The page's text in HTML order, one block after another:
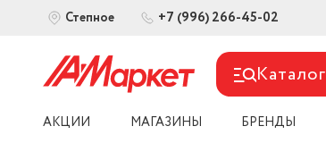
Степное +7 (996) 266-45-02
Каталог
АКЦИИ МАГАЗИНЫ БРЕНДЫ